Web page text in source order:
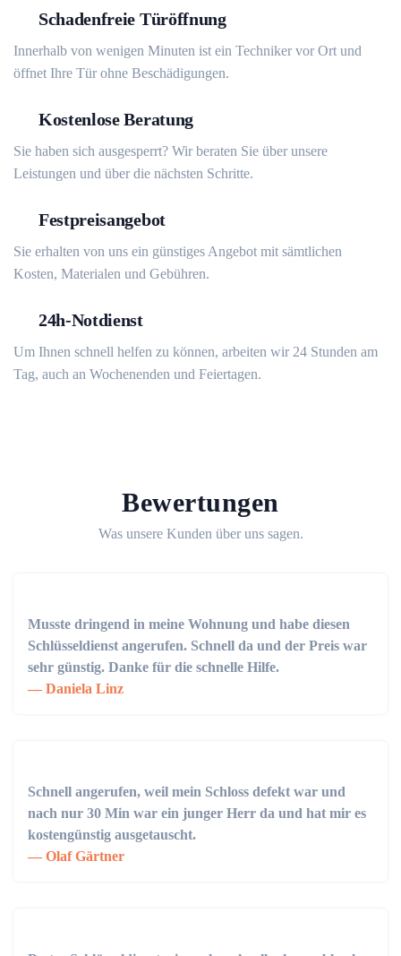
Schadenfreie Türöffnung
Innerhalb von wenigen Minuten ist ein Techniker vor Ort und
öffnet Ihre Tür ohne Beschädigungen.
Kostenlose Beratung
Sie haben sich ausgesperrt? Wir beraten Sie über unsere
Leistungen und über die nächsten Schritte.
Festpreisangebot
Sie erhalten von uns ein günstiges Angebot mit sämtlichen
Kosten, Materialen und Gebühren.
24h-Notdienst
Um Ihnen schnell helfen zu können, arbeiten wir 24 Stunden am
Tag, auch an Wochenenden und Feiertagen.
Bewertungen
Was unsere Kunden über uns sagen.
Musste dringend in meine Wohnung und habe diesen
Schlüsseldienst angerufen. Schnell da und der Preis war
sehr günstig. Danke für die schnelle Hilfe.
Daniela Linz
Schnell angerufen, weil mein Schloss defekt war und
nach nur 30 Min war ein junger Herr da und hat mir es
kostengünstig ausgetauscht.
Olaf Gärtner